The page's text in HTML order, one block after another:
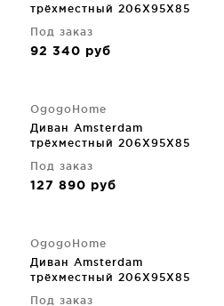
трёхместный 206X95X85
Под заказ
92 340 руб
OgogoHome
Диван Amsterdam
трёхместный 206X95X85
Под заказ
127 890 руб
OgogoHome
Диван Amsterdam
трёхместный 206X95X85
Под заказ